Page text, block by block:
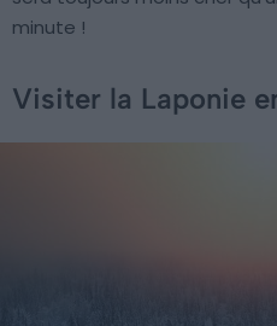
minute !
Visiter la Laponie